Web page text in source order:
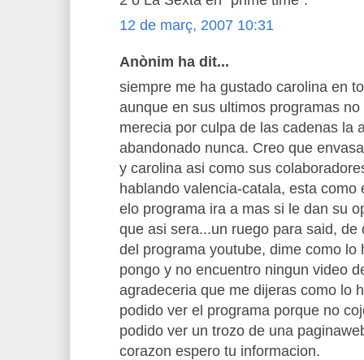
12 de març, 2007 10:31
Anònim ha dit...
siempre me ha gustado carolina en
aunque en sus ultimos programas
merecia por culpa de las cadenas la
abandonado nunca. Creo que
y carolina asi como sus
hablando valencia-catala, esta como
elo programa ira a mas si le dan su
que asi sera...un ruego para said,
del programa youtube, dime como lo
pongo y no encuentro ningun video
agradeceria que me dijeras como lo
podido ver el programa porque no
podido ver un trozo de una
corazon espero tu informacion.